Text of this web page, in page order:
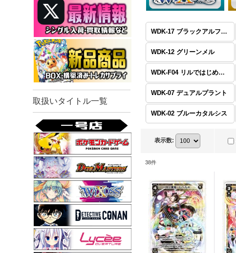
取扱いタイトル一覧
WDK-17 ブラックアルフォウ
WDK-12 グリーンメル
WDK-F04 リルではじめるウィクロスは進化して勝つ!
WDK-07 デュアルプラント
WDK-02 ブルーカタルシス
表示数:
38件